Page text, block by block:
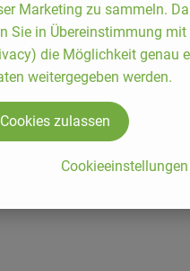
Broccoli
Marketing zu sammeln.
Sie in Übereinstimmung mit
die Möglichkeit genau
weitergegeben werden.
Cookieeinstellungen
zulassen